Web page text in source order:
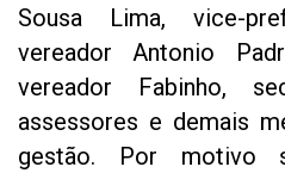
Sousa Lima, vice-
vereador Antonio
vereador Fabinho,
assessores e demais
gestão. Por motivo